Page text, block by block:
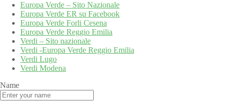
Europa Verde – Sito Nazionale
Europa Verde ER su Facebook
Europa Verde Forli Cesena
Europa Verde Reggio Emilia
Verdi – Sito nazionale
Verdi -Europa Verde Reggio Emilia
Verdi Lugo
Verdi Modena
Name